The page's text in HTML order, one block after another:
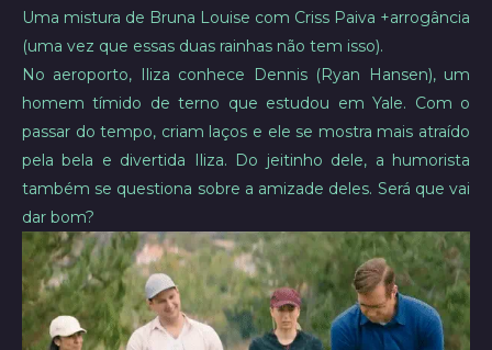
Uma mistura de Bruna Louise com Criss Paiva +arrogância
(uma vez que essas duas rainhas não tem isso).
No aeroporto, Iliza conhece Dennis (Ryan Hansen), um
homem tímido de terno que estudou em Yale. Com o
passar do tempo, criam laços e ele se mostra mais atraído
pela bela e divertida Iliza. Do jeitinho dele, a humorista
também se questiona sobre a amizade deles. Será que vai
dar bom?